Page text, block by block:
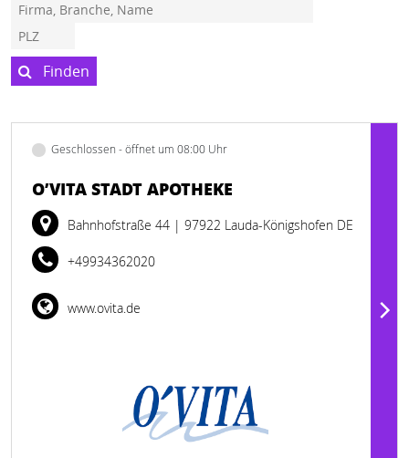
Finden
Geschlossen - öffnet um 08:00 Uhr
O’VITA STADT APOTHEKE
Bahnhofstraße 44 | 97922 Lauda-Königshofen DE
+49934362020
www.ovita.de